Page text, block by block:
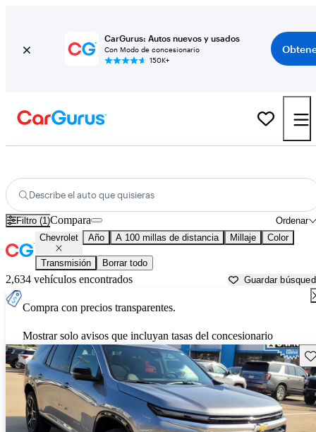
CarGurus: Autos nuevos y usados
Con Modo de concesionario
150K+
Describe el auto que quisieras
Filtro (1) Ordenar
Compara
Chevrolet Año A 100 millas de distancia Millaje Color
Transmisión Borrar todo
2,634 vehículos encontrados Guardar
Compra con precios transparentes.
Mostrar solo avisos que incluyan tasas del concesionario